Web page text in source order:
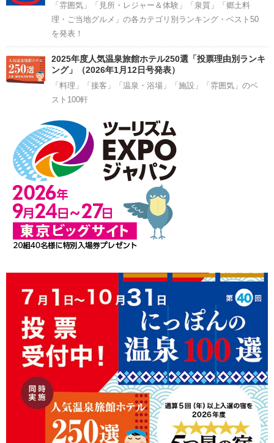
「雰囲気」「見所・レジャー＆体験」「泉質」「郷土料
理・ご当地グルメ」の各カテゴリ別ランキング・ベスト50
を発表！
2025年度人気温泉旅館ホテル250選「投票理由別ランキ
ング」（2026年1月12日号発表）
「料理」「接客」「温泉・浴場」「施設」「雰囲気」のベ
スト100軒